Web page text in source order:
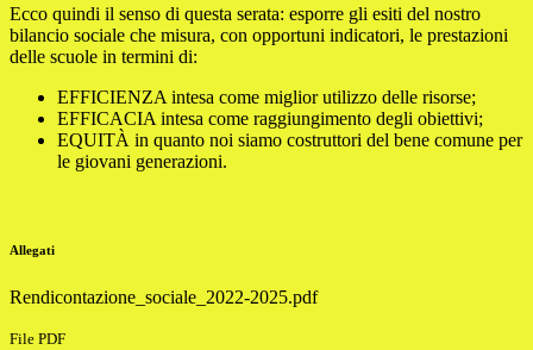
Ecco quindi il senso di questa serata: esporre gli esiti del nostro
bilancio sociale che misura, con opportuni indicatori, le prestazioni
delle scuole in termini di:
EFFICIENZA intesa come miglior utilizzo delle risorse;
EFFICACIA intesa come raggiungimento degli obiettivi;
EQUITÀ in quanto noi siamo costruttori del bene comune per
le giovani generazioni.
Allegati
Rendicontazione_sociale_2022-2025.pdf
File PDF